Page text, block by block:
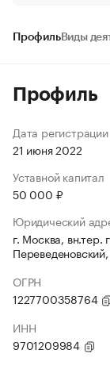
ПрофильВиды
Профиль
Дата регистрации
21 июня 2022
Уставной капитал
50 000 ₽
Юридический
г. Москва,
ОГРН
1227700358764
ИНН
9701209984